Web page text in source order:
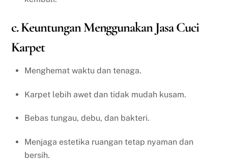
c. Keuntungan Menggunakan Jasa Cuci
Karpet
Menghemat waktu dan tenaga.
Karpet lebih awet dan tidak mudah kusam.
Bebas tungau, debu, dan bakteri.
Menjaga estetika ruangan tetap nyaman dan
bersih.